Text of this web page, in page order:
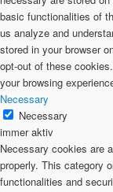
basic functionalities of
us analyze and
stored in your browser
opt-out of these
your browsing
Necessary
Necessary
immer aktiv
Necessary cookies are
properly. This category
functionalities and